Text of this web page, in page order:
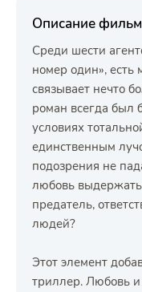
Описание
Среди шести
номер один»,
связывает нечто
роман всегда был
условиях
единственным
подозрения не
любовь
предатель,
людей?
Этот элемент
триллер. Любовь и